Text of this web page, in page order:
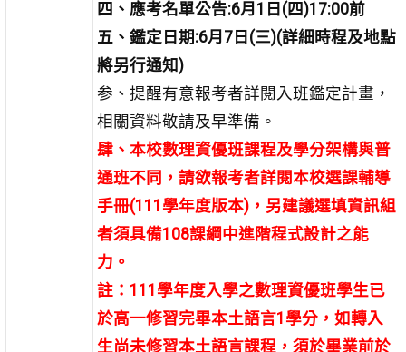
四、應考名單公告:6月1日(四)17:00前
五、鑑定日期:6月7日(三)(詳細時程及地點
將另行通知)
参、提醒有意報考者詳閱入班鑑定計畫，
相關資料敬請及早準備。
肆、本校數理資優班課程及學分架構與普
通班不同，請欲報考者詳閱本校選課輔導
手冊(111學年度版本)，另建議選填資訊組
者須具備108課綱中進階程式設計之能
力。
註：111學年度入學之數理資優班學生已
於高一修習完畢本土語言1學分，如轉入
生尚未修習本土語言課程，須於畢業前於